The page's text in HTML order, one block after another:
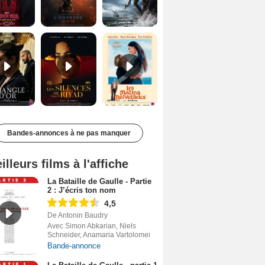
Les Silences de Riyad Bande-annonce VO STFR Les Matins merveilleux Bande-annonce VF
Bandes-annonces à ne pas manquer
films à l'affiche
La Bataille de Gaulle - Partie
2 : J’écris ton nom
4,5
De Antonin Baudry
Avec Simon Abkarian, Niels
Schneider, Anamaria Vartolomei
Bande-annonce